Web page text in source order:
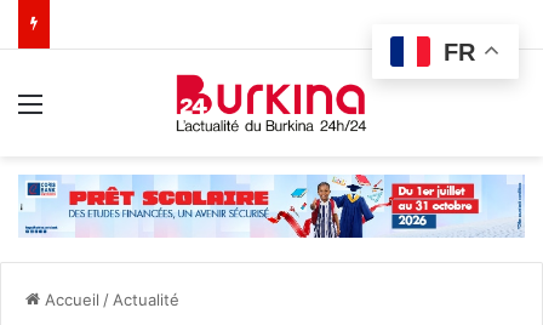
Accueil / Actualité
FR